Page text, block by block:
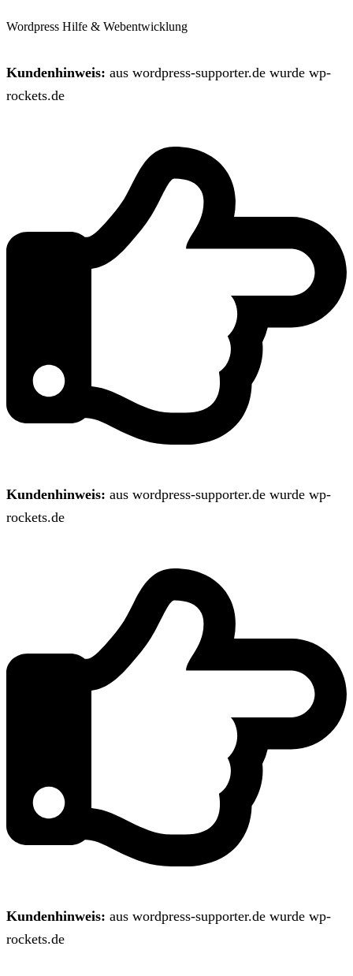
Wordpress Hilfe & Webentwicklung
Kundenhinweis: aus wordpress-supporter.de wurde wp-
rockets.de
Kundenhinweis: aus wordpress-supporter.de wurde wp-
rockets.de
Kundenhinweis: aus wordpress-supporter.de wurde wp-
rockets.de